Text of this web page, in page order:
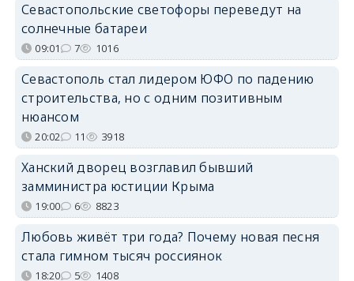
Севастопольские светофоры переведут на
солнечные батареи
09:01 7 1016
Севастополь стал лидером ЮФО по падению
строительства, но с одним позитивным
нюансом
20:02 11 3918
Ханский дворец возглавил бывший
замминистра юстиции Крыма
19:00 6 8823
Любовь живёт три года? Почему новая песня
стала гимном тысяч россиянок
18:20 5 1408